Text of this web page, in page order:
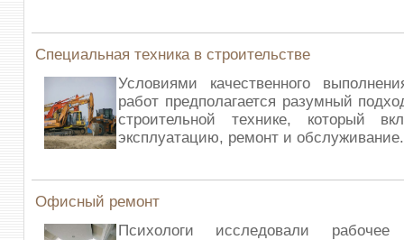
Специальная техника в строительстве
Условиями качественного
работ предполагается разумный
строительной технике, который
эксплуатацию, ремонт и
Офисный ремонт
Психологи исследовали